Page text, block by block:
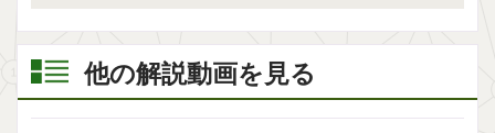
他の解説動画を見る